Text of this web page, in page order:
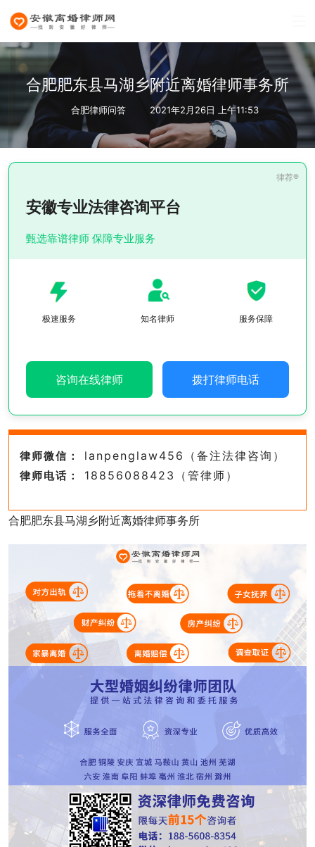
合肥肥东县马湖乡附近离婚律师事务所
合肥律师问答 2021年2月26日 上午11:53
安徽专业法律咨询平台
甄选靠谱律师 保障专业服务
极速服务 知名律师 服务保障
咨询在线律师 拨打律师电话
律师微信： lanpenglaw456（备注法律咨询）
律师电话： 18856088423（管律师）
合肥肥东县马湖乡附近离婚律师事务所